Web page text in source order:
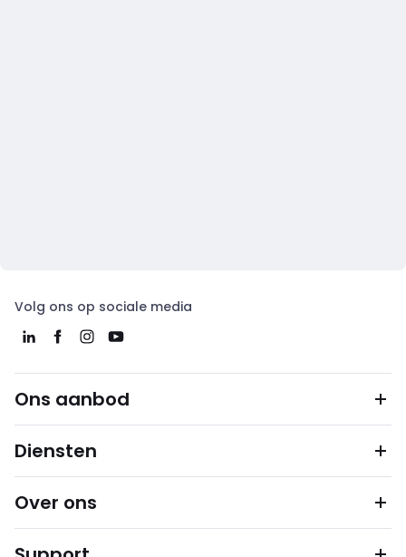
Volg ons op sociale media
Ons aanbod
Diensten
Over ons